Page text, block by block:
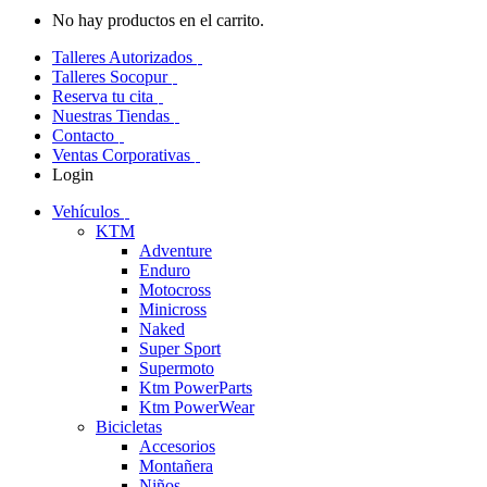
No hay productos en el carrito.
Talleres Autorizados
Talleres Socopur
Reserva tu cita
Nuestras Tiendas
Contacto
Ventas Corporativas
Login
Vehículos
KTM
Adventure
Enduro
Motocross
Minicross
Naked
Super Sport
Supermoto
Ktm PowerParts
Ktm PowerWear
Bicicletas
Accesorios
Montañera